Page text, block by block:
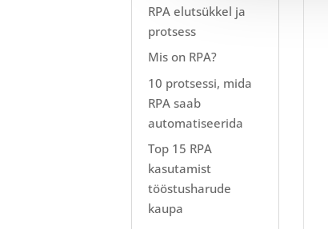
RPA elutsükkel ja
protsess
Mis on RPA?
10 protsessi, mida
RPA saab
automatiseerida
Top 15 RPA
kasutamist
tööstusharude
kaupa